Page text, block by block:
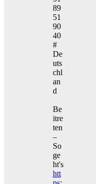
89
51
90
40
#
De
uts
chl
an
d
Be
itre
ten
–
So
ge
ht's
htt